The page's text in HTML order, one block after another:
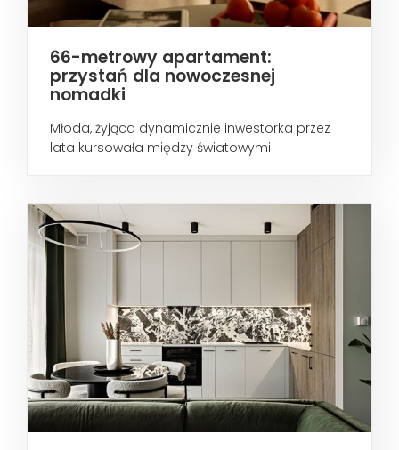
66-metrowy apartament:
przystań dla nowoczesnej
nomadki
Młoda, żyjąca dynamicznie inwestorka przez
lata kursowała między światowymi